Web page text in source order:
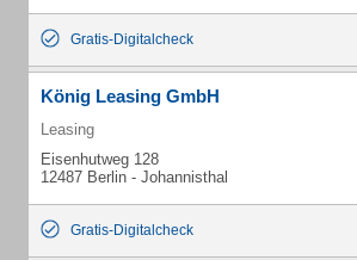
Gratis-Digitalcheck
König Leasing GmbH
Leasing
Eisenhutweg 128
12487 Berlin - Johannisthal
Gratis-Digitalcheck